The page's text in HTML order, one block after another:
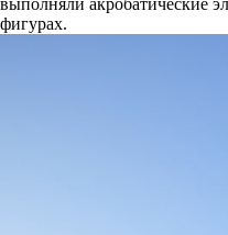
фигурах.